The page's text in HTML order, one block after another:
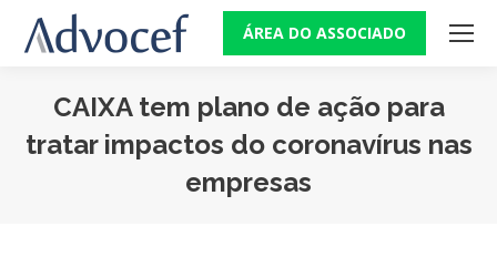
ÁREA DO ASSOCIADO
CAIXA tem plano de ação para
tratar impactos do coronavírus nas
empresas